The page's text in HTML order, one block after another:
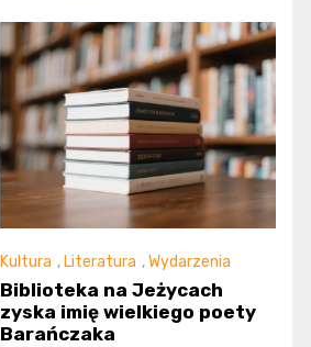
Kultura , Literatura ,Wydarzenia
Biblioteka na Jeżycach
zyska imię wielkiego poety
Barańczaka